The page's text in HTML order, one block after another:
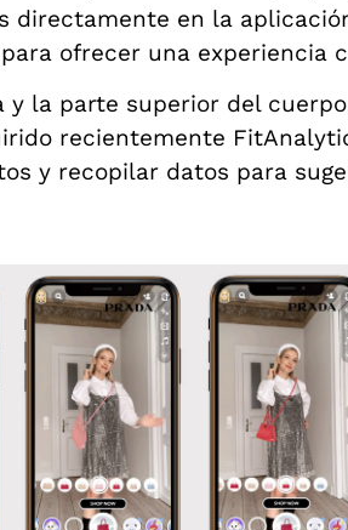
directamente en la
ofrecer una experiencia
la parte superior del
recientemente
y recopilar datos para